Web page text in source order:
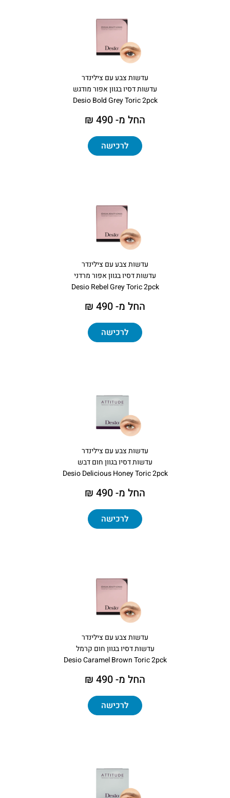
עדשות צבע עם צילינדר
עדשות דסיו בגוון אפור מודגש
Desio Bold Grey Toric 2pck
החל מ- 490 ₪
לרכישה
עדשות צבע עם צילינדר
עדשות דסיו בגוון אפור מרדני
Desio Rebel Grey Toric 2pck
החל מ- 490 ₪
לרכישה
עדשות צבע עם צילינדר
עדשות דסיו בגוון חום דבש
Desio Delicious Honey Toric 2pck
החל מ- 490 ₪
לרכישה
עדשות צבע עם צילינדר
עדשות דסיו בגוון חום קרמל
Desio Caramel Brown Toric 2pck
החל מ- 490 ₪
לרכישה